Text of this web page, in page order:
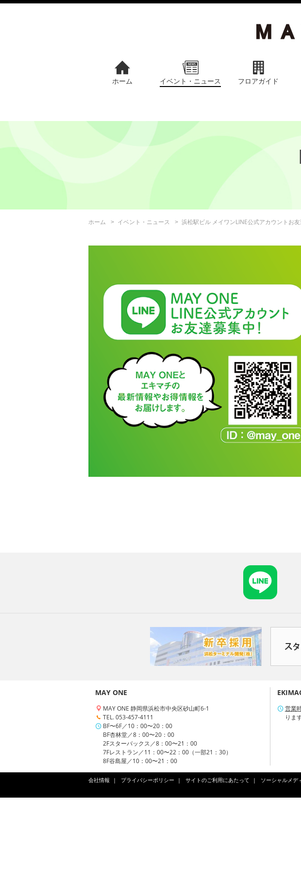
ホーム イベント・ニュース フロアガイド
ホーム イベント・ニュース 浜松駅ビル メイワンLINE公式アカウントお友
MAY ONE
MAY ONE 静岡県浜松市中央区砂山町6-1
TEL. 053-457-4111
BF〜6F／10：00〜20：00
BF杏林堂／8：00〜20：00
2Fスターバックス／8：00〜21：00
7Fレストラン／11：00〜22：00（一部21：30）
8F谷島屋／10：00〜21：00
営業
りま
会社情報 プライバシーポリシー サイトのご利用にあたって ソーシャルメデ